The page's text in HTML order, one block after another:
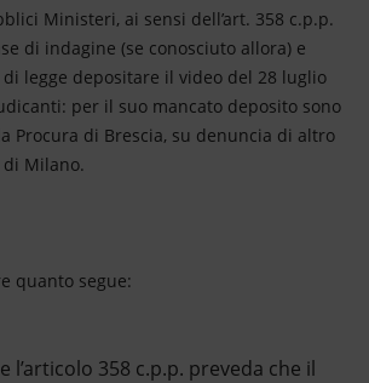
Ministeri, ai sensi dell’art. 358 c.p.p.
di indagine (se conosciuto allora) e
legge depositare il video del 28 luglio
per il suo mancato deposito sono
Procura di Brescia, su denuncia di altro
Milano.
quanto segue:
l’articolo 358 c.p.p. preveda che il